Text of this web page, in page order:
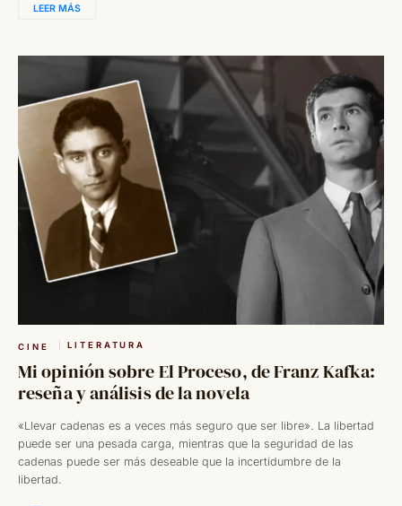
LEER MÁS
CINE LITERATURA
Mi opinión sobre El Proceso, de Franz Kafka:
reseña y análisis de la novela
«Llevar cadenas es a veces más seguro que ser libre». La libertad
puede ser una pesada carga, mientras que la seguridad de las
cadenas puede ser más deseable que la incertidumbre de la
libertad.